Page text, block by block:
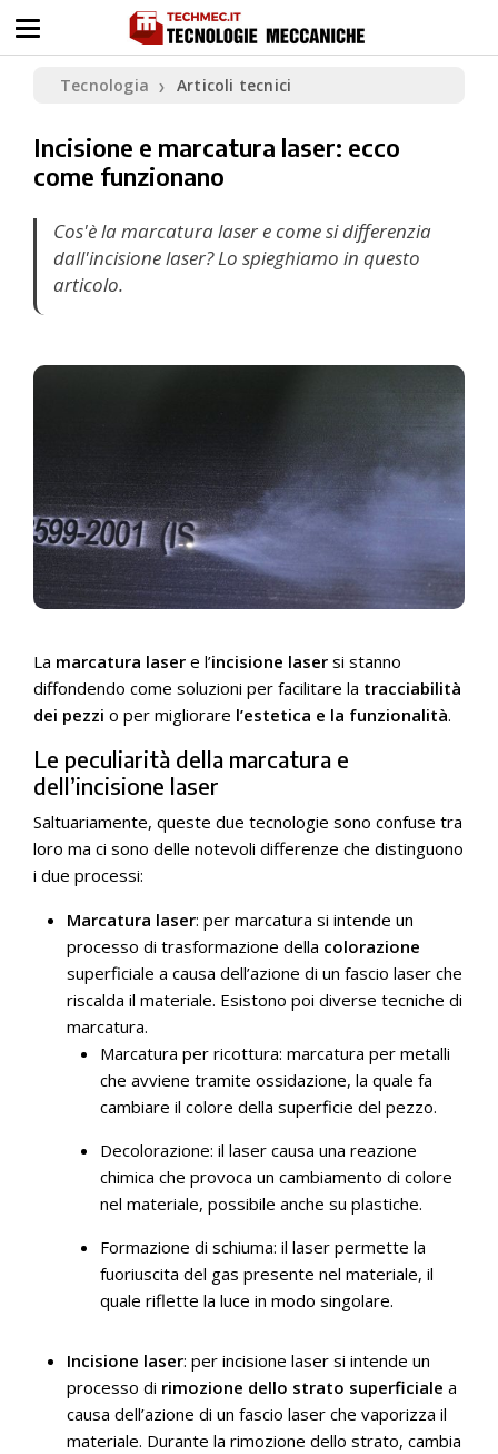
Tecnologia ❯ Articoli tecnici
Incisione e marcatura laser: ecco
come funzionano
Cos'è la marcatura laser e come si differenzia
dall'incisione laser? Lo spieghiamo in questo
articolo.
La marcatura laser e l’incisione laser si stanno
diffondendo come soluzioni per facilitare la tracciabilità
dei pezzi o per migliorare l’estetica e la funzionalità.
Le peculiarità della marcatura e
dell’incisione laser
Saltuariamente, queste due tecnologie sono confuse tra
loro ma ci sono delle notevoli differenze che distinguono
i due processi:
Marcatura laser: per marcatura si intende un
processo di trasformazione della colorazione
superficiale a causa dell’azione di un fascio laser che
riscalda il materiale. Esistono poi diverse tecniche di
marcatura.
Marcatura per ricottura: marcatura per metalli
che avviene tramite ossidazione, la quale fa
cambiare il colore della superficie del pezzo.
Decolorazione: il laser causa una reazione
chimica che provoca un cambiamento di colore
nel materiale, possibile anche su plastiche.
Formazione di schiuma: il laser permette la
fuoriuscita del gas presente nel materiale, il
quale riflette la luce in modo singolare.
Incisione laser: per incisione laser si intende un
processo di rimozione dello strato superficiale a
causa dell’azione di un fascio laser che vaporizza il
materiale. Durante la rimozione dello strato, cambia